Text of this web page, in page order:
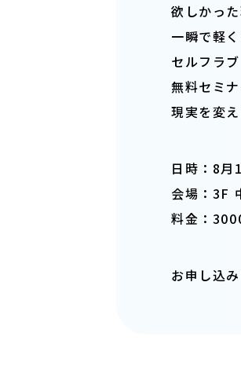
欲しかっ
一瞬で軽
セルフラ
無料セミ
現実を変
日時：8
会場： 3F
料金：
お申し込